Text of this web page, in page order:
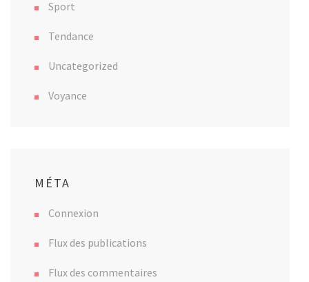
Sport
Tendance
Uncategorized
Voyance
MÉTA
Connexion
Flux des publications
Flux des commentaires